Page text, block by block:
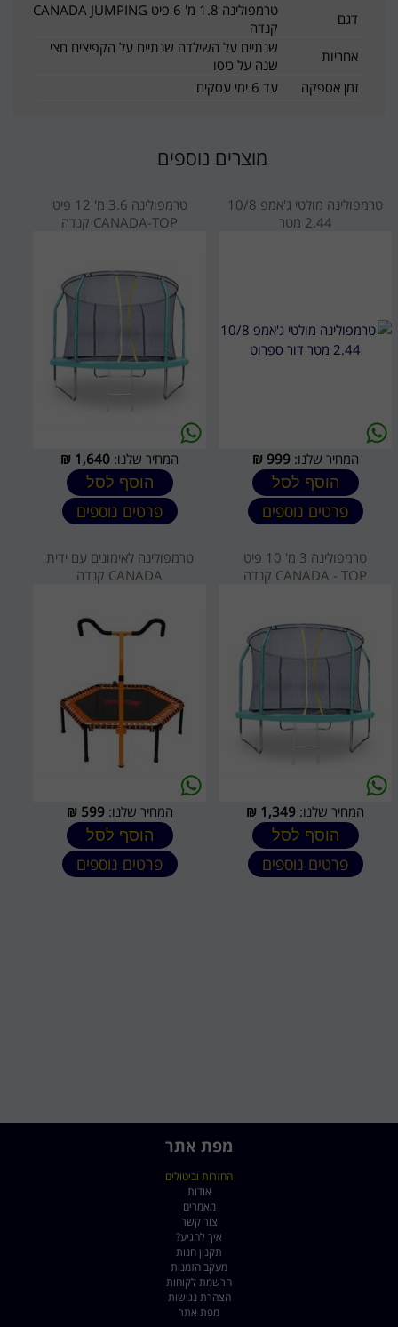
דגם
טרמפולינה 1.8 מ' 6 פיט CANADA JUMPING
קנדה
אחריות
שנתיים על השילדה שנתיים על הקפיצים חצי
שנה על כיסו
זמן אספקה
עד 6 ימי עסקים
מוצרים נוספים
טרמפולינה מולטי ג'אמפ 10/8
2.44 מטר
המחיר שלנו:999
₪
הוסף לסל
פרטים נוספים
טרמפולינה 3.6 מ' 12 פיט
CANADA-TOP קנדה
המחיר שלנו: 1,640
₪
הוסף לסל
פרטים נוספים
טרמפולינה 3 מ' 10 פיט
CANADA - TOP קנדה
המחיר שלנו: 1,349
₪
הוסף לסל
פרטים נוספים
טרמפולינה לאימונים עם ידית
CANADA קנדה
המחיר שלנו:599
₪
הוסף לסל
פרטים נוספים
מפת אתר
החזרות וביטולים
אודות
מאמרים
צור קשר
איך להגיע?
תקנון חנות
מעקב הזמנות
הרשמת לקוחות
הצהרת נגישות
מפת אתר